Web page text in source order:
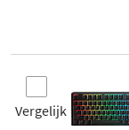
Vergelijk